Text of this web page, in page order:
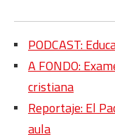
PODCAST:
A FONDO:
cristiana
Reportaje: El
aula